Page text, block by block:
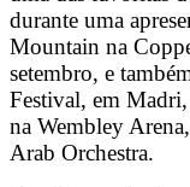
durante uma
Mountain na
setembro, e
Festival, em
na Wembley
Arab Orchestra.